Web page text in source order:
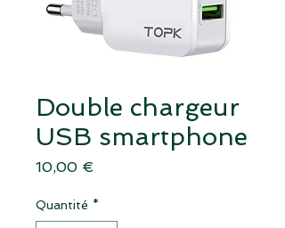
Double chargeur
USB smartphone
10,00 €
Quantité *